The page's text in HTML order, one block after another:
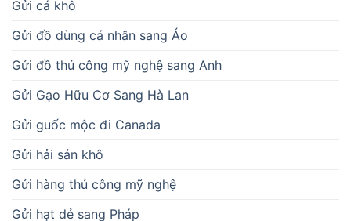
Gửi cá khô
Gửi đồ dùng cá nhân sang Áo
Gửi đồ thủ công mỹ nghệ sang Anh
Gửi Gạo Hữu Cơ Sang Hà Lan
Gửi guốc mộc đi Canada
Gửi hải sản khô
Gửi hàng thủ công mỹ nghệ
Gửi hạt dẻ sang Pháp